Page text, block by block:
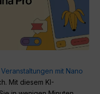
mit Nano
Mit diesem KI-